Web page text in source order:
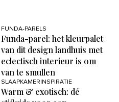
FUNDA-PARELS
Funda-parel: het kleurpalet
van dit design landhuis met
eclectisch interieur is om
van te smullen
SLAAPKAMERINSPIRATIE
Warm & exotisch: dé